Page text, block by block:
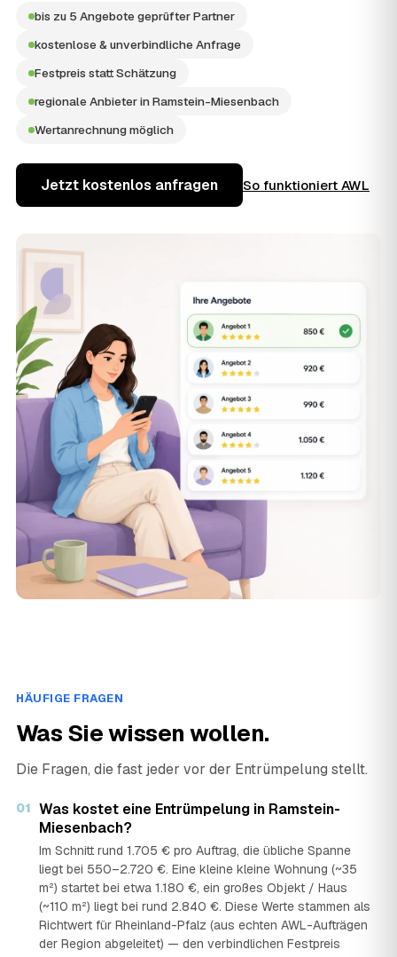
bis zu 5 Angebote geprüfter Partner
kostenlose & unverbindliche Anfrage
Festpreis statt Schätzung
regionale Anbieter in Ramstein-Miesenbach
Wertanrechnung möglich
Jetzt kostenlos anfragen So funktioniert AWL
HÄUFIGE FRAGEN
Was Sie wissen wollen.
Die Fragen, die fast jeder vor der Entrümpelung stellt.
01 Was kostet eine Entrümpelung in Ramstein-
Miesenbach?
Im Schnitt rund 1.705 € pro Auftrag, die übliche Spanne
liegt bei 550–2.720 €. Eine kleine kleine Wohnung (~35
m²) startet bei etwa 1.180 €, ein großes Objekt / Haus
(~110 m²) liegt bei rund 2.840 €. Diese Werte stammen als
Richtwert für Rheinland-Pfalz (aus echten AWL-Aufträgen
der Region abgeleitet) — den verbindlichen Festpreis